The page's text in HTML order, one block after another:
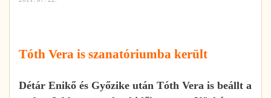
Tóth Vera is szanatóriumba került
Détár Enikő és Győzike után Tóth Vera is beállt a